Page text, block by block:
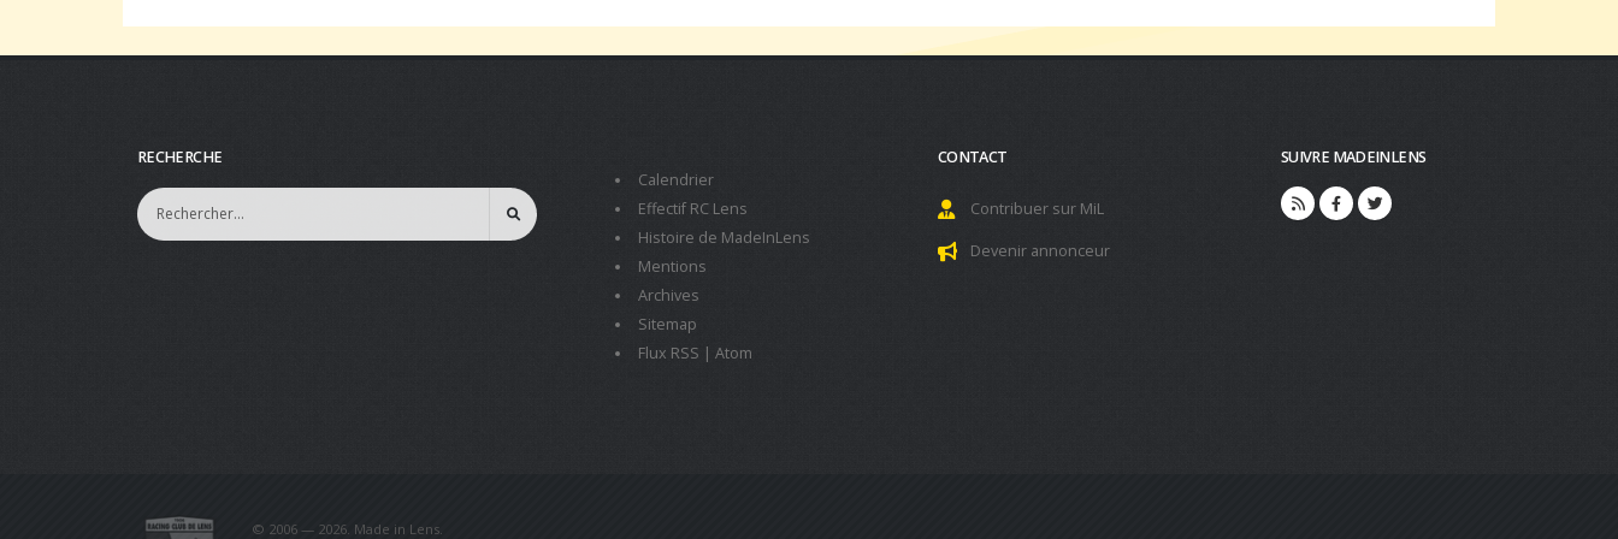
RECHERCHE
Calendrier
Effectif RC Lens
Histoire de MadeInLens
Mentions
Archives
Sitemap
Flux RSS | Atom
CONTACT
Contribuer sur MiL
Devenir annonceur
SUIVRE MADEINLENS
© 2006 — 2026. Made in Lens.